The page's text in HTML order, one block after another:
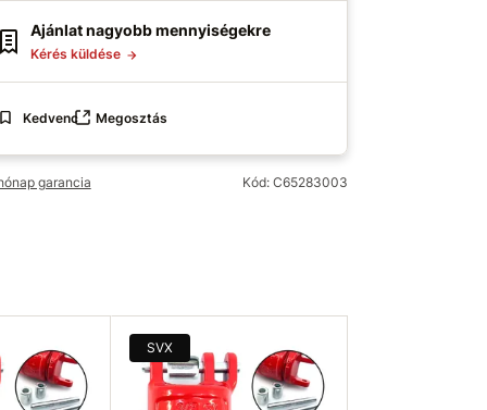
Ajánlat nagyobb mennyiségekre
Kérés küldése
Kedvenc Megosztás
garancia Kód: C65283003
SVX